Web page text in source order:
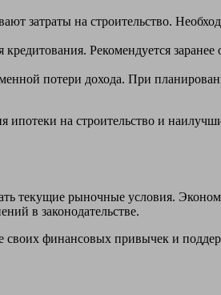
затраты на строительство.
Рекомендуется
потери дохода. При
на строительство и
текущие рыночные условия.
в законодательстве.
финансовых привычек и